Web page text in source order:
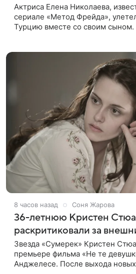
Актриса Елена Николаева,
сериале «Метод Фрейда»,
Турцию вместе со своим
8 часов назад Соня Жарова
36-летнюю Кристен
раскритиковали за
Звезда «Сумерек» Кристен
премьере фильма «Не те
Анджелесе. После выхода